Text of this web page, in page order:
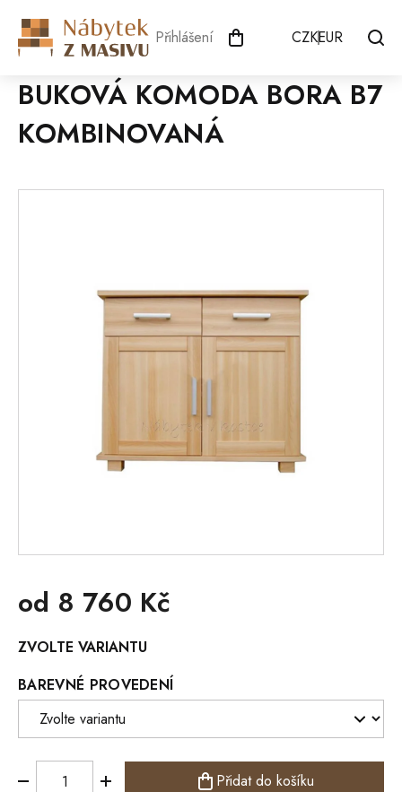
obsah
Přihlášení CZKEUR
BUKOVÁ KOMODA BORA B7
KOMBINOVANÁ
od 8 760 Kč
cena:
ZVOLTE VARIANTU
BAREVNÉ PROVEDENÍ
Přidat do košíku